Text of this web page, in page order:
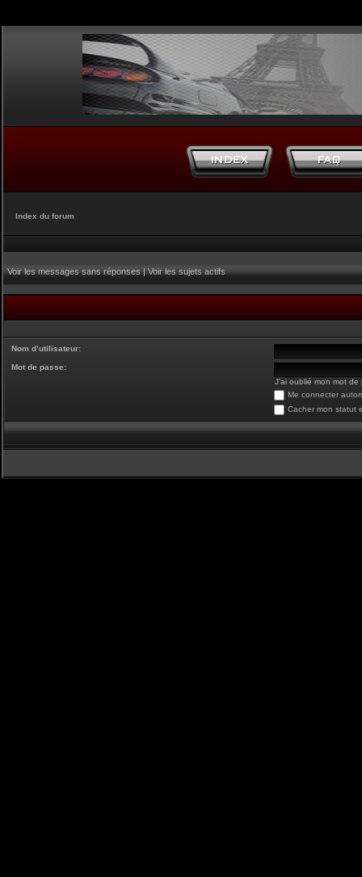
Index du forum
Voir les messages sans réponses|Voir les sujets actifs
Nom d’utilisateur:
Mot de passe:
J’ai oublié mon mot de
Me connecter
Cacher mon statut